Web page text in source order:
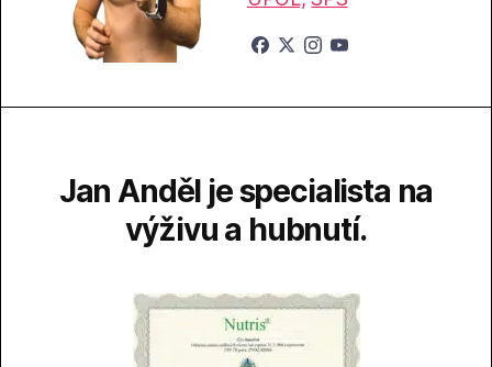
Jan Anděl je specialista na
výživu a hubnutí.